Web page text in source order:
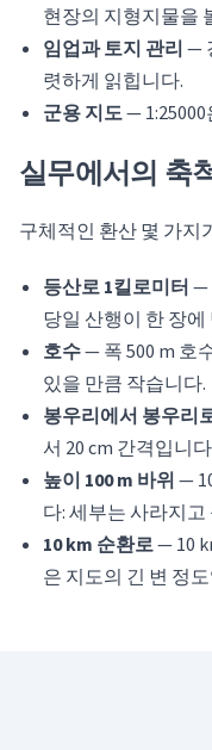
현장의 지형지물을
임업과 토지 관리 —
렷하게 읽힙니다.
군용 지도—
실무에서의 축
구체적인 환산 몇 가지
등산로 1킬로미터 —
당일 산행이 한 장
호수— 폭 500 m 호
있을 만큼 작습니다.
봉우리에서 봉우리
서 20 cm 간격입니
높이 100 m 바위 —
다: 세부는 사라지
10 km 순환로— 10
은 지도의 긴 변 정